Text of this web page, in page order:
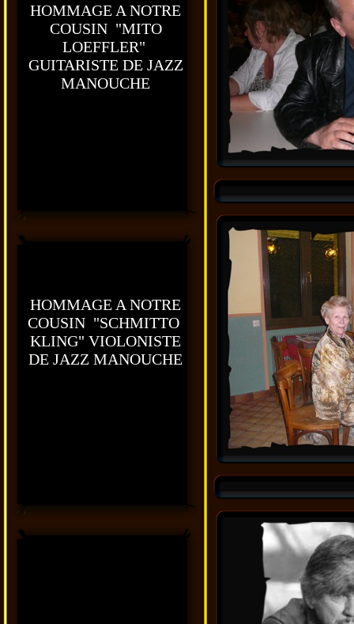
HOMMAGE A NOTRE
COUSIN "MITO
LOEFFLER"
GUITARISTE DE JAZZ
MANOUCHE
HOMMAGE A NOTRE
COUSIN "SCHMITTO
KLING" VIOLONISTE
DE JAZZ MANOUCHE